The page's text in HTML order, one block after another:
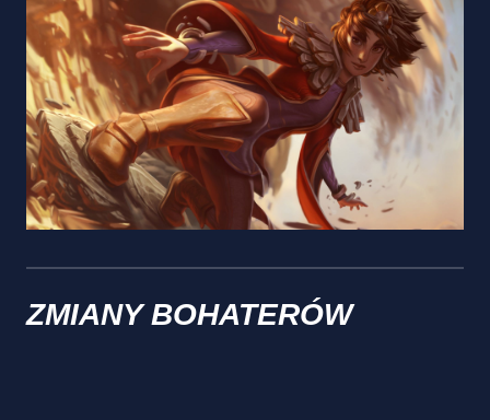
ZMIANY BOHATERÓW